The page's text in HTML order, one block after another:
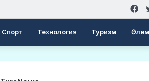
Спорт Технология Туризм Әлем